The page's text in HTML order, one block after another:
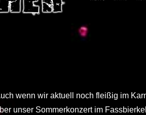
wenn wir aktuell noch fleißig im
unser Sommerkonzert im